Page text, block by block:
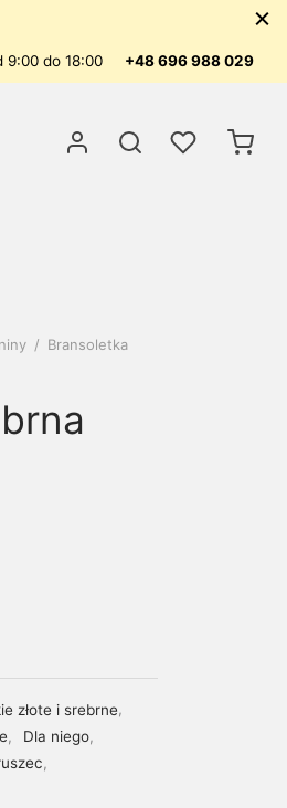
9:00 do 18:00 +48 696 988 029
/ Bransoletka
złote i srebrne,
, Dla niego,
,